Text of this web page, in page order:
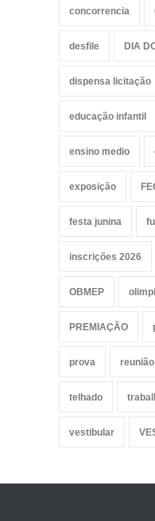
concorrencia
desfile DIA
dispensa licitação
educação infantil
ensino medio
exposição
festa junina
inscrições 2026
OBMEP
PREMIAÇÃO
prova reunião
telhado
vestibular